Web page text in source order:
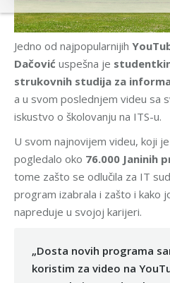
Jedno od najpopularnijih
Dačović uspešna je
strukovnih studija za
a u svom poslednjem videu sa
iskustvo o školovanju na ITS-u.
U svom najnovijem videu, koji
pogledalo oko 76.000 Janinih
tome zašto se odlučila za IT
program izabrala i zašto i kako
napreduje u svojoj karijeri.
„Dosta novih programa
koristim za video na